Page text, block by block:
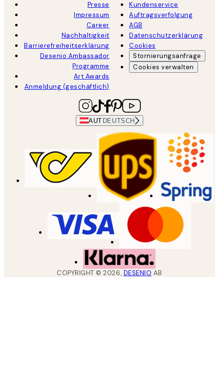
Presse
Impressum
Career
Nachhaltigkeit
Barrierefreiheitserklärung
Desenio Ambassador
Programme
Art Awards
Anmeldung (geschäftlich)
Kundenservice
Auftragsverfolgung
AGB
Datenschutzerklärung
Cookies
Stornierungsanfrage
Cookies verwalten
AUT DEUTSCH
COPYRIGHT ©2026, DESENIO AB